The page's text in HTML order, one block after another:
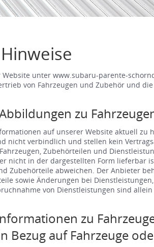
unter www.subaru-parente-
von Fahrzeugen und Zubehör und
zu
auf unserer Website aktuell zu
nicht verbindlich und stellen kein
Zubehörteilen und
nicht in der dargestellten Form lieferbar
Zubehörteile abweichen. Der Anbieter
sowie Änderungen bei
von Dienstleistungen sind
zu
Bezug auf Fahrzeuge